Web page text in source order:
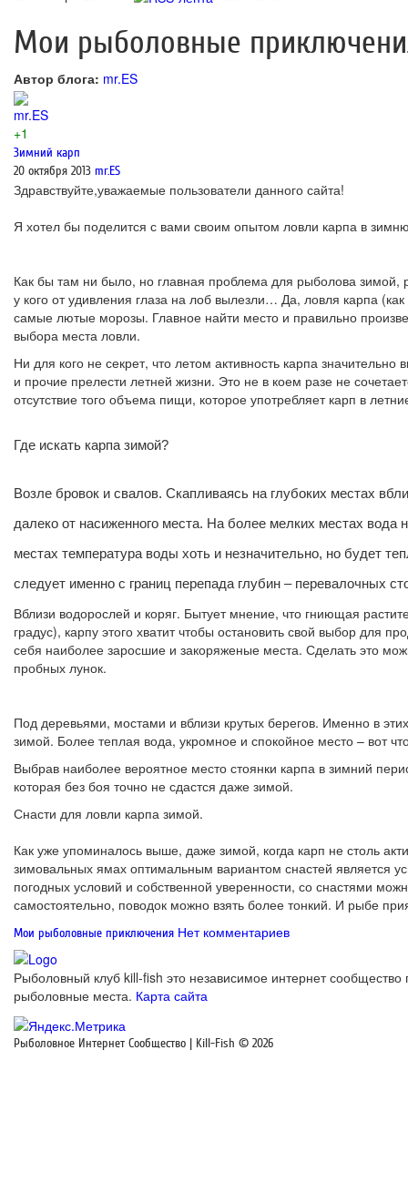
Мои рыболовные
Автор блога: mr.ES
mr.ES
+1
Зимний карп
20 октября 2013 mr.ES
Здравствуйте,уважаемые пользователи данного сайта!
Я хотел бы поделится с вами своим опытом ловли карпа в
Как бы там ни было, но главная проблема для рыболова зимой,
у кого от удивления глаза на лоб вылезли… Да, ловля карпа
самые лютые морозы. Главное найти место и правильно
выбора места ловли.
Ни для кого не секрет, что летом активность карпа
и прочие прелести летней жизни. Это не в коем разе не
отсутствие того объема пищи, которое употребляет карп в
Где искать карпа зимой?
Возле бровок и свалов. Скапливаясь на глубоких местах
далеко от насиженного места. На более мелких местах вода
местах температура воды хоть и незначительно, но будет
следует именно с границ перепада глубин – перевалочных
Вблизи водорослей и коряг. Бытует мнение, что гниющая
градус), карпу этого хватит чтобы остановить свой выбор для
себя наиболее заросшие и закоряженые места. Сделать это
пробных лунок.
Под деревьями, мостами и вблизи крутых берегов. Именно в
зимой. Более теплая вода, укромное и спокойное место – вот
Выбрав наиболее вероятное место стоянки карпа в зимний
которая без боя точно не сдастся даже зимой.
Снасти для ловли карпа зимой.
Как уже упоминалось выше, даже зимой, когда карп не столь
зимовальных ямах оптимальным вариантом снастей является
погодных условий и собственной уверенности, со снастями
самостоятельно, поводок можно взять более тонкий. И рыбе
Мои рыболовные приключения Нет комментариев
Рыболовный клуб kill-fish это независимое интернет сообщество
рыболовные места. Карта сайта
Рыболовное Интернет Сообщество | Kill-Fish © 2026